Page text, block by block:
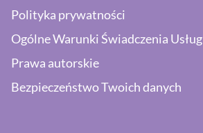
Polityka prywatności
Ogólne Warunki Świadczenia Usług
Prawa autorskie
Bezpieczeństwo Twoich danych